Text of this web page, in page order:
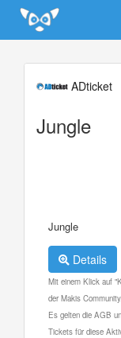
Update cookies preferences
ADticket
Jungle
Jungle
Details
Mit einem Klick auf
der Makis Community.
Es gelten die AGB
Tickets für diese